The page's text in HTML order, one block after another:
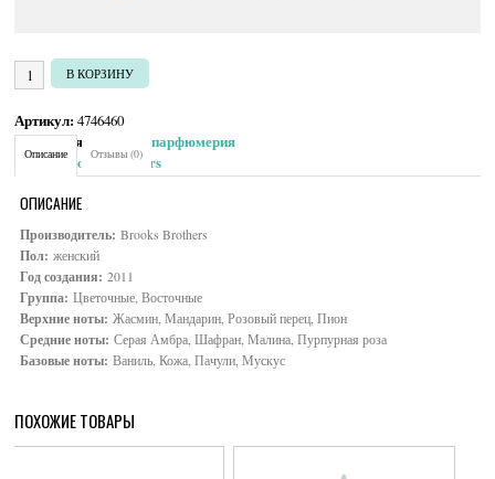
Количество товара Brooks Brothers Madison
В КОРЗИНУ
Артикул:4746460
Категория:
Женская парфюмерия
Brand:Brooks Brothers
Описание Отзывы (0)
ОПИСАНИЕ
Производитель: Brooks Brothers
Пол: женский
Год создания: 2011
Группа: Цветочные, Восточные
Верхние ноты: Жасмин, Мандарин, Розовый перец, Пион
Средние ноты: Серая Амбра, Шафран, Малина, Пурпурная роза
Базовые ноты: Ваниль, Кожа, Пачули, Мускус
ПОХОЖИЕ ТОВАРЫ